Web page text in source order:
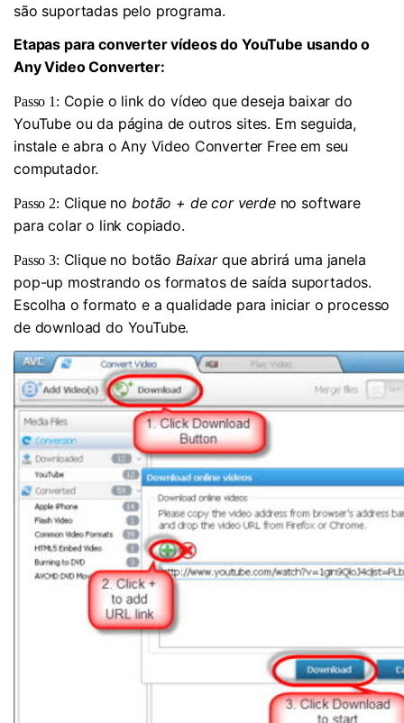
são suportadas pelo programa.
Etapas para converter vídeos do YouTube usando o
Any Video Converter:
Passo 1: Copie o link do vídeo que deseja baixar do
YouTube ou da página de outros sites. Em seguida,
instale e abra o Any Video Converter Free em seu
computador.
Passo 2: Clique no botão + de cor verdeno software
para colar o link copiado.
Passo 3: Clique no botão Baixar que abrirá uma janela
pop-up mostrando os formatos de saída suportados.
Escolha o formato e a qualidade para iniciar o processo
de download do YouTube.